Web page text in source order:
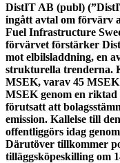
DistIT AB (publ)
ingått avtal om förvärv
Fuel Infrastructure
förvärvet förstärker
mot elbilsladdning, en
strukturella trenderna.
MSEK, varav 45
MSEK genom en
förutsatt att
emission. Kallelse till
offentliggörs idag
Därutöver tillkommer
tilläggsköpeskilling om